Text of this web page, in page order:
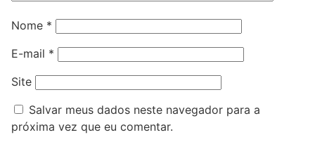
Nome *
E-mail *
Site
Salvar meus dados neste navegador para a
próxima vez que eu comentar.